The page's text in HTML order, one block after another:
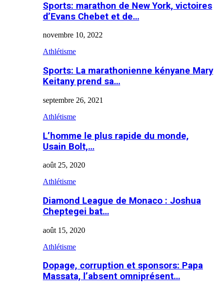
Sports: marathon de New York, victoires
d’Evans Chebet et de…
novembre 10, 2022
Athlétisme
Sports: La marathonienne kényane Mary
Keitany prend sa…
septembre 26, 2021
Athlétisme
L’homme le plus rapide du monde,
Usain Bolt,…
août 25, 2020
Athlétisme
Diamond League de Monaco : Joshua
Cheptegei bat…
août 15, 2020
Athlétisme
Dopage, corruption et sponsors: Papa
Massata, l’absent omniprésent…